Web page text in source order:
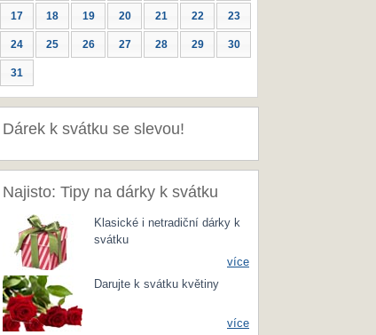
17 18 19 20 21 22 23
24 25 26 27 28 29 30
31
Dárek k svátku se slevou!
Najisto: Tipy na dárky k svátku
Klasické i netradiční dárky k
svátku
více
Darujte k svátku květiny
více